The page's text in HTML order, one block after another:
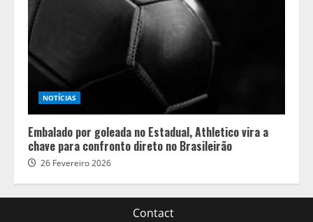
NOTÍCIAS
Embalado por goleada no Estadual, Athletico vira a
chave para confronto direto no Brasileirão
26 Fevereiro 2026
Contact